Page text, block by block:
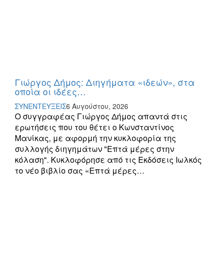
Γιώργος Δήμος: Διηγήματα «ιδεών», στα
οποία οι ιδέες…
ΣΥΝΕΝΤΕΥΞΕΙΣ6 Αυγούστου, 2026
Ο συγγραφέας Γιώργος Δήμος απαντά στις
ερωτήσεις που του θέτει ο Κωνσταντίνος
Μανίκας, με αφορμή την κυκλοφορία της
συλλογής διηγημάτων "Επτά μέρες στην
κόλαση". Κυκλοφόρησε από τις Εκδόσεις Ιωλκός
το νέο βιβλίο σας «Επτά μέρες…